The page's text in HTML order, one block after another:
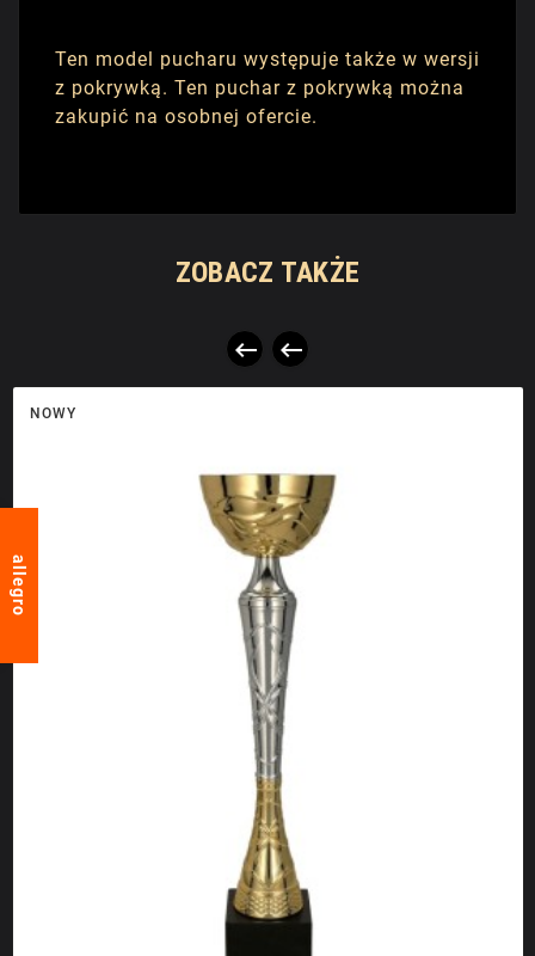
Ten model pucharu występuje także w wersji
z pokrywką. Ten puchar z pokrywką można
zakupić na osobnej ofercie.
ZOBACZ TAKŻE
 
NOWY
allegro